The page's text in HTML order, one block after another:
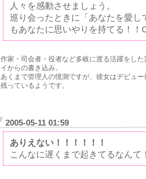
人々を感動させましょう。
巡り会ったときに「あなたを愛
もあなたに思いやりを持てる！！
作家・司会者・役者など多岐に渡る活躍をし
イからの書き込み。
あくまで管理人の憶測ですが、彼女はデビュ
残っているようです。
2005-05-11 01:59
ありえない！！！！！！
こんなに遅くまで起きてるなんて